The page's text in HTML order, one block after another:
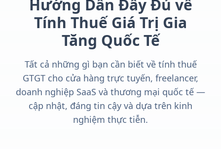
Hướng Dẫn Đầy Đủ về
Tính Thuế Giá Trị Gia
Tăng Quốc Tế
Tất cả những gì bạn cần biết về tính thuế
GTGT cho cửa hàng trực tuyến, freelancer,
doanh nghiệp SaaS và thương mại quốc tế —
cập nhật, đáng tin cậy và dựa trên kinh
nghiệm thực tiễn.